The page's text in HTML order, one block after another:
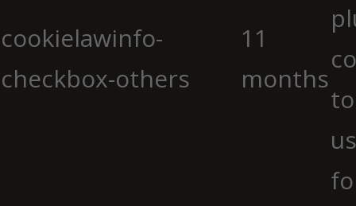
cookielawinfo-
checkbox-others
11
months